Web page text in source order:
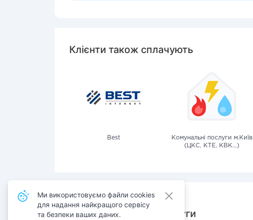
Клієнти також сплачують
Best
Комунальні послуги м.Київ
(ЦКС, КТЕ, КВК...)
Також сплачують послуги
Ми використовуємо файли cookies
для надання найкращого сервісу
та безпеки ваших даних.